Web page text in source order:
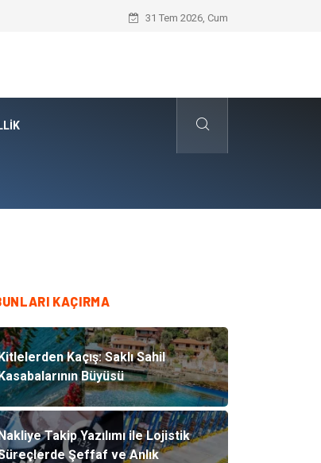
Galericilik Belgesi Almanın Avantajları
31 Tem 2026, Cum
KAÇIRMA
Kaçış: Saklı Sahil
Büyüsü
Takip Yazılımı ile Lojistik
Şeffaf ve Anlık